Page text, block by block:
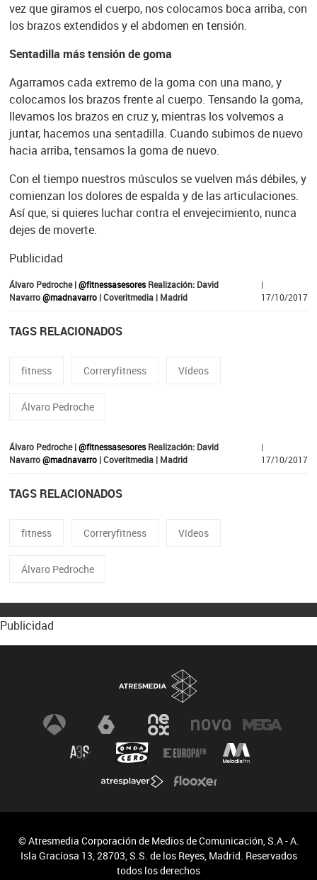
vez que giramos el cuerpo, nos colocamos boca arriba, con
los brazos extendidos y el abdomen en tensión.
Sentadilla más tensión de goma
Agarramos cada extremo de la goma con una mano, y
colocamos los brazos frente al cuerpo. Tensando la goma,
llevamos los brazos en cruz y, mientras los volvemos a
juntar, hacemos una sentadilla. Cuando subimos de nuevo
hacia arriba, tensamos la goma de nuevo.
Con el tiempo nuestros músculos se vuelven más débiles, y
comienzan los dolores de espalda y de las articulaciones.
Así que, si quieres luchar contra el envejecimiento, nunca
dejes de moverte.
Publicidad
Álvaro Pedroche |@fitnessasesoresRealización: David
Navarro@madnavarro| Coveritmedia | Madrid
|
17/10/2017
TAGS RELACIONADOS
fitness Correryfitness Vídeos
Álvaro Pedroche
Álvaro Pedroche |@fitnessasesoresRealización: David
Navarro@madnavarro| Coveritmedia | Madrid
|
17/10/2017
TAGS RELACIONADOS
fitness Correryfitness Vídeos
Álvaro Pedroche
Publicidad
© Atresmedia Corporación de Medios de Comunicación, S.A - A.
Isla Graciosa 13, 28703, S.S. de los Reyes, Madrid. Reservados
todos los derechos